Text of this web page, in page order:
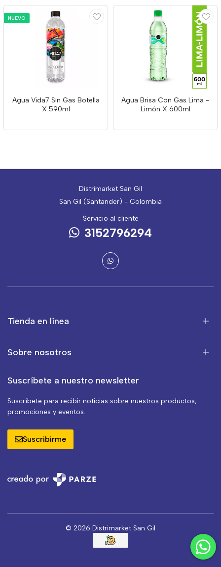
NUEVO
Agua Vida7 Sin Gas Botella
X 590ml
Agua Brisa Con Gas Lima -
Limón X 600ml
Distrimarket San Gil
San Gil (Santander) - Colombia
Servicio al cliente
3152796294
Tienda en línea
Sobre nosotros
Suscríbete a nuestro newsletter
Suscríbete para recibir noticias sobre nuestros productos,
promociones y eventos.
Suscribirme
© 2026 Distrimarket San Gil